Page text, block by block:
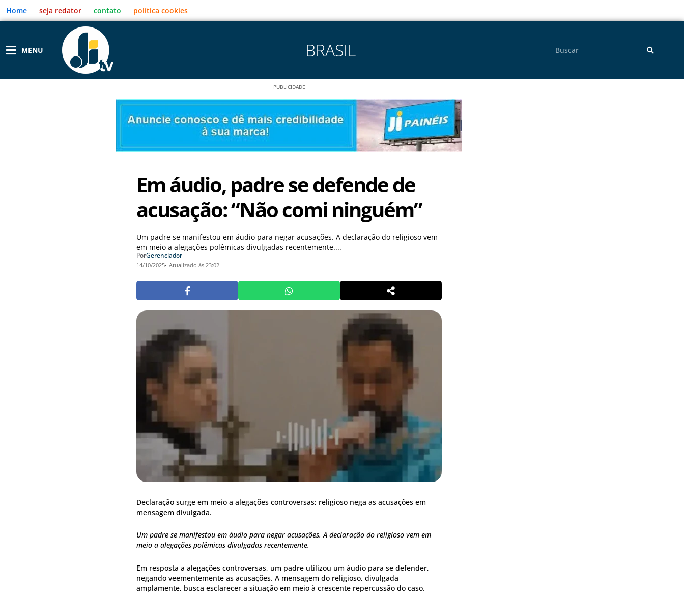
para
o
Home seja redator contato política cookies
MENU BRASIL
PUBLICIDADE
Em áudio, padre se defende de
acusação: “Não comi ninguém”
Um padre se manifestou em áudio para negar acusações. A declaração do religioso vem
em meio a alegações polêmicas divulgadas recentemente....
PorGerenciador
14/10/2025 Atualizado às 23:02
Declaração surge em meio a alegações controversas; religioso nega as acusações em
mensagem divulgada.
Um padre se manifestou em áudio para negar acusações. A declaração do religioso vem em
meio a alegações polêmicas divulgadas recentemente.
Em resposta a alegações controversas, um padre utilizou um áudio para se defender,
negando veementemente as acusações. A mensagem do religioso, divulgada
amplamente, busca esclarecer a situação em meio à crescente repercussão do caso.